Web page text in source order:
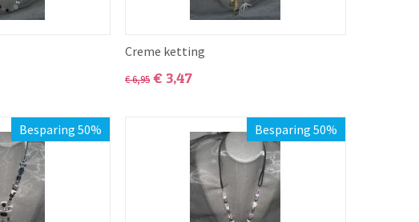
Creme ketting
€6,95 € 3,47
Besparing 50% Besparing 50%